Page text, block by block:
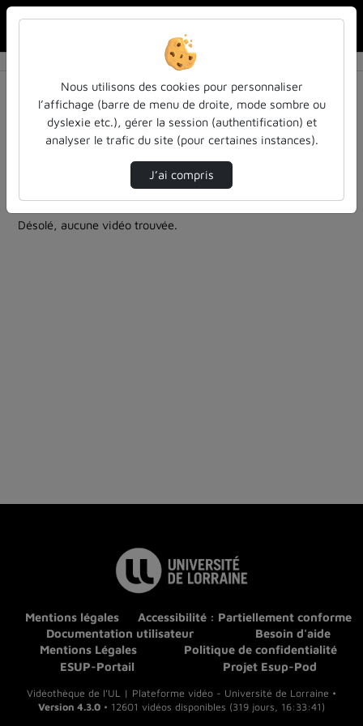
Résultats de la recherche
Filtres actifs (cliquer pour en retirer) :
cycle-sciences-et-societe
cycle-sciences-et-societe
0 vidéo trouvée
Désolé, aucune vidéo trouvée.
Mentions légales
Accessibilité : Partiellement conforme
Documentation utilisateur
Besoin d'aide
Mentions Légales
Politique de confidentialité
ESUP-Portail
Projet Esup-Pod
Vidéothèque de l'UL | Plateforme vidéo - Université de Lorraine •
Version 4.3.0 • 12601 vidéos disponibles (319 jours, 16:33:41)
Nous utilisons des cookies pour personnaliser
l’affichage (barre de menu de droite, mode sombre ou
dyslexie etc.), gérer la session (authentification) et
analyser le trafic du site (pour certaines instances).
J’ai compris